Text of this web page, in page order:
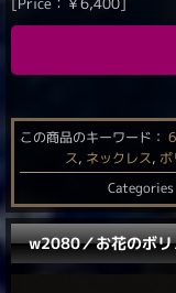
この商品のキーワード：
ス, ネックレス,
Categories
w2080／お花のボリ